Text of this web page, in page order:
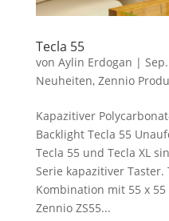
Tecla 55
von Aylin Erdogan |
Neuheiten, Zennio
Kapazitiver
Backlight Tecla 55
Tecla 55 und Tecla XL
Serie kapazitiver
Kombination mit 55 x
Zennio ZS55...